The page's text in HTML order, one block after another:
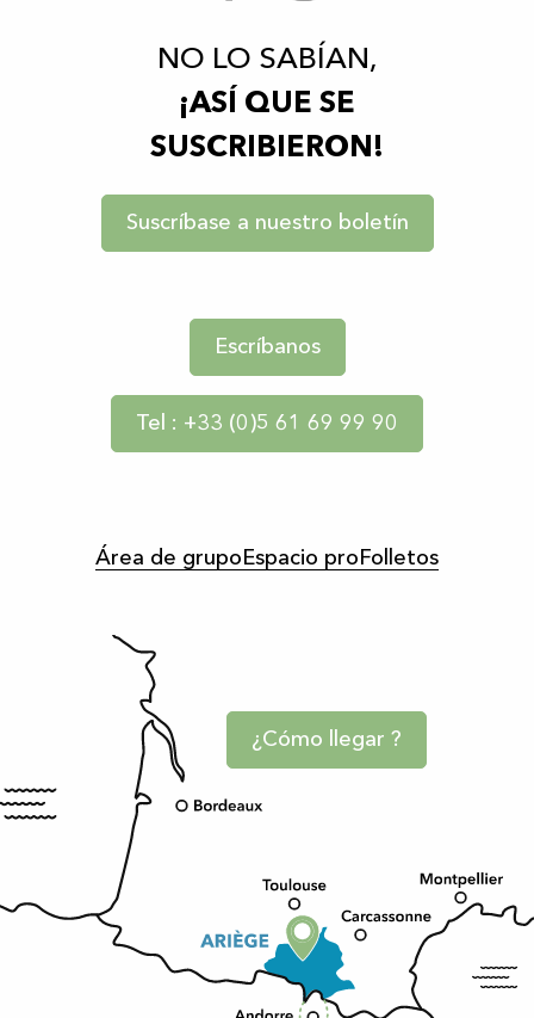
NO LO SABÍAN,
¡ASÍ QUE SE
SUSCRIBIERON!
Suscríbase a nuestro boletín
Escríbanos
Tel : +33 (0)5 61 69 99 90
Área de grupo Espacio pro Folletos
¿Cómo llegar ?